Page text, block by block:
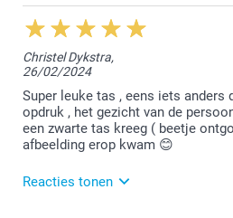
29/07/2024
14:27
Hoi L.,
Wat leuk te vernemen dat
was. We kijken er al naar
van dienst te mogen zijn!
Vriendelijke groeten,
Christel Dykstra,
26/02/2024
Super leuke tas , eens iets anders
opdruk , het gezicht van de
een zwarte tas kreeg ( beetje
afbeelding erop kwam 😊
Reacties tonen